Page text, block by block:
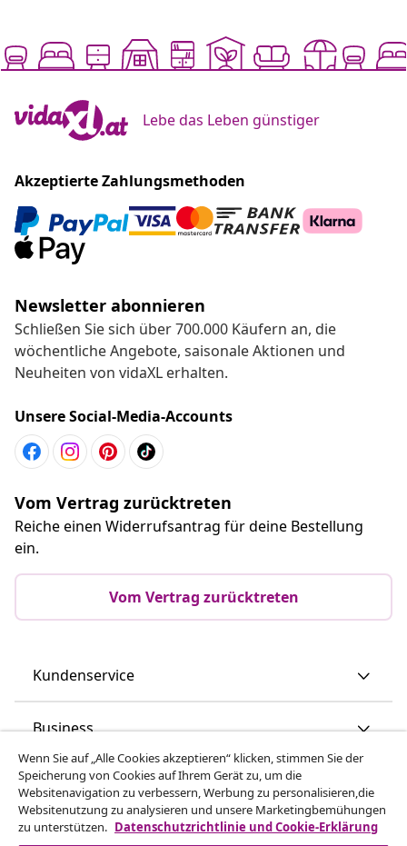
Lebe das Leben günstiger
Akzeptierte Zahlungsmethoden
Newsletter abonnieren
Schließen Sie sich über 700.000 Käufern an, die
wöchentliche Angebote, saisonale Aktionen und
Neuheiten von vidaXL erhalten.
Unsere Social-Media-Accounts
Vom Vertrag zurücktreten
Reiche einen Widerrufsantrag für deine Bestellung
ein.
Vom Vertrag zurücktreten
Kundenservice
Business
vidaXL
Mehr entdecken
Wenn Sie auf „Alle Cookies akzeptieren“ klicken, stimmen Sie der
Speicherung von Cookies auf Ihrem Gerät zu, um die
Websitenavigation zu verbessern, Werbung zu personalisieren,die
Websitenutzung zu analysieren und unsere Marketingbemühungen
zu unterstützen. Datenschutzrichtlinie und Cookie-Erklärung